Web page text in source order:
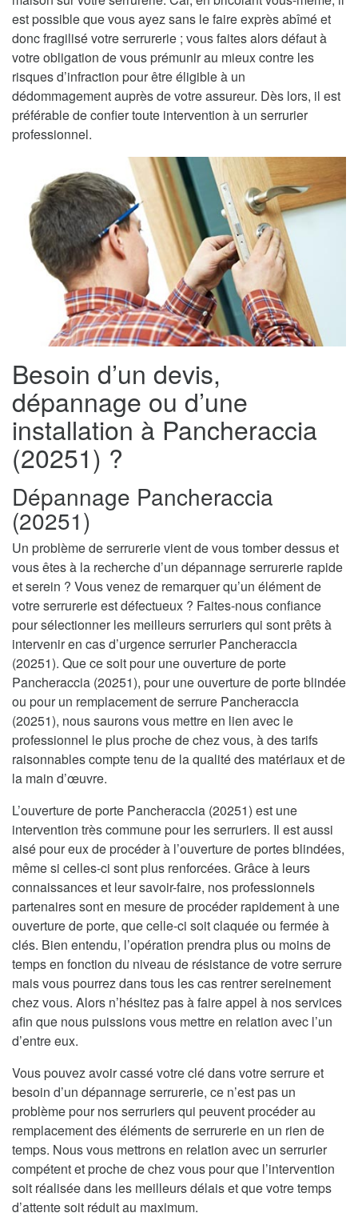
est possible que vous ayez sans le faire exprès abîmé et
donc fragilisé votre serrurerie ; vous faites alors défaut à
votre obligation de vous prémunir au mieux contre les
risques d’infraction pour être éligible à un
dédommagement auprès de votre assureur. Dès lors, il est
préférable de confier toute intervention à un serrurier
professionnel.
Besoin d’un devis,
dépannage ou d’une
installation à Pancheraccia
(20251) ?
Dépannage Pancheraccia
(20251)
Un problème de serrurerie vient de vous tomber dessus et
vous êtes à la recherche d’un dépannage serrurerie rapide
et serein ? Vous venez de remarquer qu’un élément de
votre serrurerie est défectueux ? Faites-nous confiance
pour sélectionner les meilleurs serruriers qui sont prêts à
intervenir en cas d’urgence serrurier Pancheraccia
(20251). Que ce soit pour une ouverture de porte
Pancheraccia (20251), pour une ouverture de porte blindée
ou pour un remplacement de serrure Pancheraccia
(20251), nous saurons vous mettre en lien avec le
professionnel le plus proche de chez vous, à des tarifs
raisonnables compte tenu de la qualité des matériaux et de
la main d’œuvre.
L’ouverture de porte Pancheraccia (20251) est une
intervention très commune pour les serruriers. Il est aussi
aisé pour eux de procéder à l’ouverture de portes blindées,
même si celles-ci sont plus renforcées. Grâce à leurs
connaissances et leur savoir-faire, nos professionnels
partenaires sont en mesure de procéder rapidement à une
ouverture de porte, que celle-ci soit claquée ou fermée à
clés. Bien entendu, l’opération prendra plus ou moins de
temps en fonction du niveau de résistance de votre serrure
mais vous pourrez dans tous les cas rentrer sereinement
chez vous. Alors n’hésitez pas à faire appel à nos services
afin que nous puissions vous mettre en relation avec l’un
d’entre eux.
Vous pouvez avoir cassé votre clé dans votre serrure et
besoin d’un dépannage serrurerie, ce n’est pas un
problème pour nos serruriers qui peuvent procéder au
remplacement des éléments de serrurerie en un rien de
temps. Nous vous mettrons en relation avec un serrurier
compétent et proche de chez vous pour que l’intervention
soit réalisée dans les meilleurs délais et que votre temps
d’attente soit réduit au maximum.